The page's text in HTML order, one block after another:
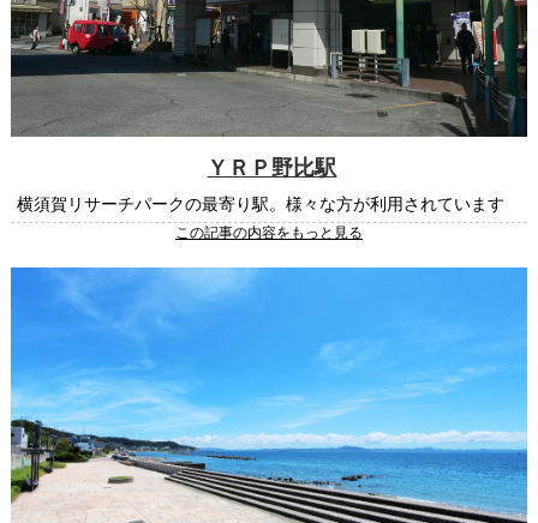
ＹＲＰ野比駅
横須賀リサーチパークの最寄り駅。様々な方が利用されています
この記事の内容をもっと見る